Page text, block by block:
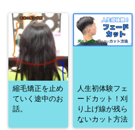
縮毛矯正を止め
ていく途中のお
話。
人生初体験フェ
ードカット！刈
り上げ線が残ら
ないカット方法